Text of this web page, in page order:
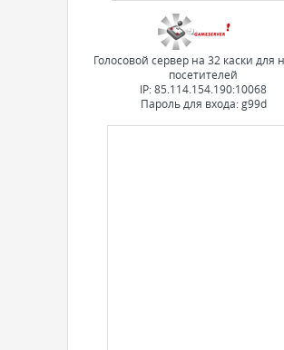
Голосовой сервер на 32 каски для
посетителей
IP: 85.114.154.190:10068
Пароль для входа: g99d